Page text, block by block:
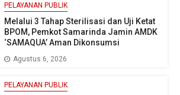
PELAYANAN PUBLIK
Melalui 3 Tahap Sterilisasi dan Uji Ketat
BPOM, Pemkot Samarinda Jamin AMDK
‘SAMAQUA’ Aman Dikonsumsi
Agustus 6, 2026
PELAYANAN PUBLIK